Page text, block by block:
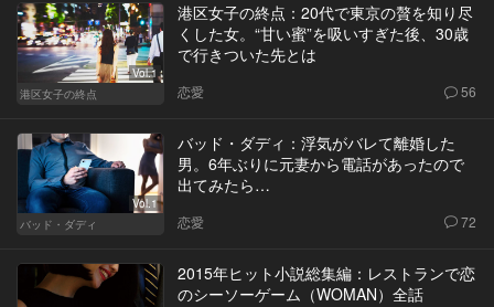
Vol.1
港区女子の終点
港区女子の終点：20代で東京の贅を知り尽
くした女。“甘い蜜”を吸いすぎた後、30歳
で行きついた先とは
恋愛 56
Vol.1
バッド・ダディ
バッド・ダディ：浮気がバレて離婚した
男。6年ぶりに元妻から電話があったので
出てみたら…
恋愛 72
2015年ヒット小説総集編：レストランで恋
のシーソーゲーム（WOMAN）全話